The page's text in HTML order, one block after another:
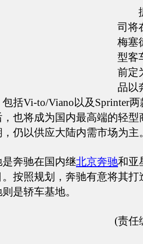
据
司将
梅塞
型客
前定
品以
括Vi-to/Viano以及Sprinter
也将成为国内最高端的轻型
仍以供应大陆内需市场为主
奔驰在国内继北京奔驰和亚
按照规划，奔驰有意将其打
是轿车基地。
(责任